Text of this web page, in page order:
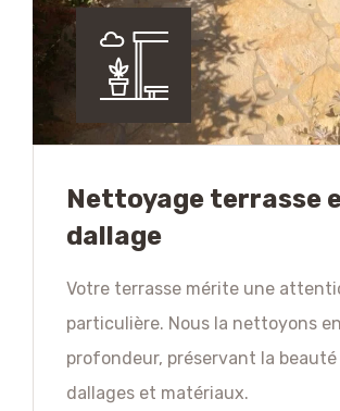
Nettoyage terrasse
dallage
Votre terrasse mérite une
particulière. Nous la nettoyons en
profondeur, préservant la beauté
dallages et matériaux.